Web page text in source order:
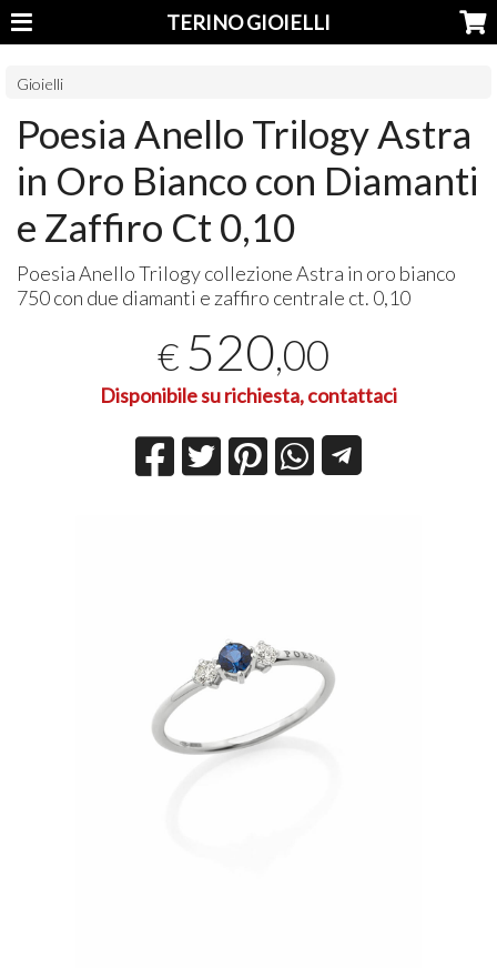
TERINO GIOIELLI
Gioielli
Poesia Anello Trilogy Astra
in Oro Bianco con Diamanti
e Zaffiro Ct 0,10
Poesia Anello Trilogy collezione Astra in oro bianco
750 con due diamanti e zaffiro centrale ct. 0,10
€ 520,00
Disponibile su richiesta, contattaci